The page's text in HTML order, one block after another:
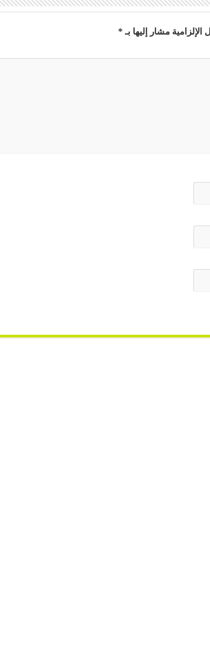
الإلزامية مشار إليها بـ *